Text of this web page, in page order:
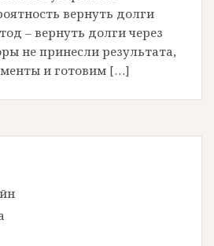
вернуть долги
– вернуть долги через
не принесли результата,
и готовим […]